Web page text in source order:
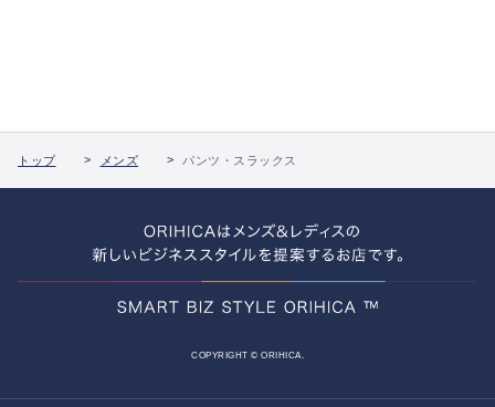
トップ メンズ パンツ・スラックス
COPYRIGHT © ORIHICA.